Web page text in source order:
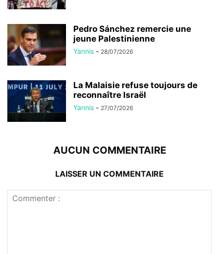
Pedro Sánchez remercie une
jeune Palestinienne
Yannis - 28/07/2026
La Malaisie refuse toujours de
reconnaître Israël
Yannis - 27/07/2026
AUCUN COMMENTAIRE
LAISSER UN COMMENTAIRE